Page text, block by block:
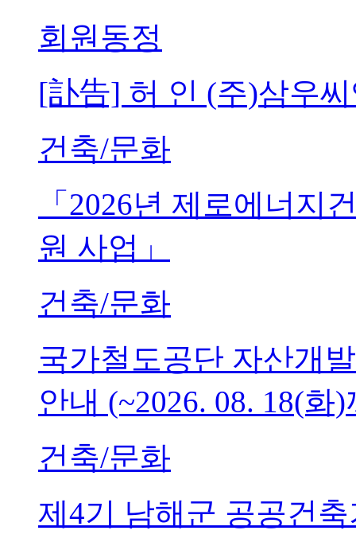
회원동정
[訃告] 허 인 (주)삼우
건축/문화
「2026년 제로에너지
원 사업」
건축/문화
국가철도공단 자산개
안내 (~2026. 08. 18(화
건축/문화
제4기 남해군 공공건